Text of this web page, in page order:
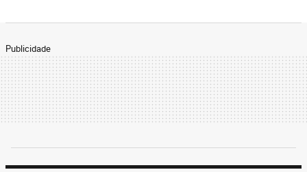
Publicidade